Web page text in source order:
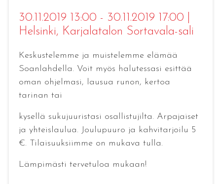
30.11.2019 13:00 - 30.11.2019 17:00
Helsinki, Karjalatalon Sortavala-sali
Keskustelemme ja muistelemme elämää
Soanlahdella. Voit myös halutessasi esittää
oman ohjelmasi, lausua runon, kertoa
tarinan tai
kysellä sukujuuristasi osallistujilta. Arpajaiset
ja yhteislaulua. Joulupuuro ja kahvitarjoilu 5
€. Tilaisuuksiimme on mukava tulla.
Lämpimästi tervetuloa mukaan!